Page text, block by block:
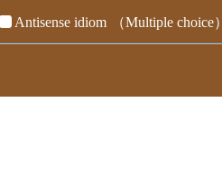
Antisense idiom （Multiple choice）